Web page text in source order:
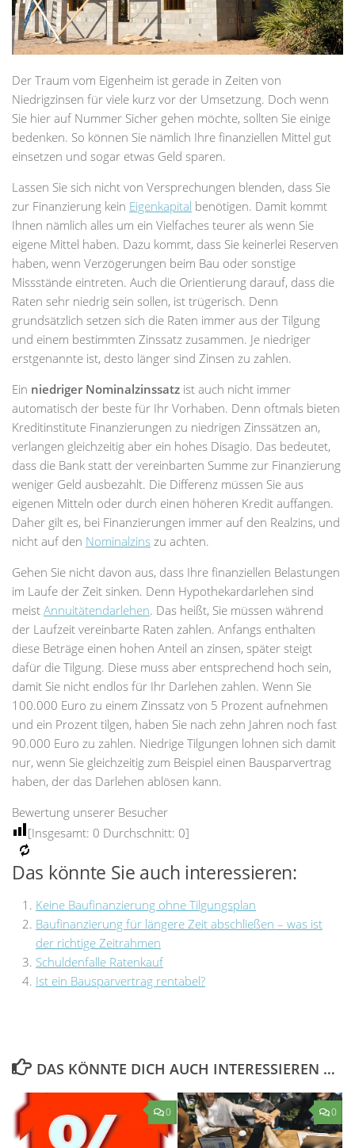
Der Traum vom Eigenheim ist gerade in Zeiten von
Niedrigzinsen für viele kurz vor der Umsetzung. Doch wenn
Sie hier auf Nummer Sicher gehen möchte, sollten Sie einige
bedenken. So können Sie nämlich Ihre finanziellen Mittel gut
einsetzen und sogar etwas Geld sparen.
Lassen Sie sich nicht von Versprechungen blenden, dass Sie
zur Finanzierung kein Eigenkapital benötigen. Damit kommt
Ihnen nämlich alles um ein Vielfaches teurer als wenn Sie
eigene Mittel haben. Dazu kommt, dass Sie keinerlei Reserven
haben, wenn Verzögerungen beim Bau oder sonstige
Missstände eintreten. Auch die Orientierung darauf, dass die
Raten sehr niedrig sein sollen, ist trügerisch. Denn
grundsätzlich setzen sich die Raten immer aus der Tilgung
und einem bestimmten Zinssatz zusammen. Je niedriger
erstgenannte ist, desto länger sind Zinsen zu zahlen.
Ein niedriger Nominalzinssatz ist auch nicht immer
automatisch der beste für Ihr Vorhaben. Denn oftmals bieten
Kreditinstitute Finanzierungen zu niedrigen Zinssätzen an,
verlangen gleichzeitig aber ein hohes Disagio. Das bedeutet,
dass die Bank statt der vereinbarten Summe zur Finanzierung
weniger Geld ausbezahlt. Die Differenz müssen Sie aus
eigenen Mitteln oder durch einen höheren Kredit auffangen.
Daher gilt es, bei Finanzierungen immer auf den Realzins, und
nicht auf den Nominalzins zu achten.
Gehen Sie nicht davon aus, dass Ihre finanziellen Belastungen
im Laufe der Zeit sinken. Denn Hypothekardarlehen sind
meist Annuitätendarlehen. Das heißt, Sie müssen während
der Laufzeit vereinbarte Raten zahlen. Anfangs enthalten
diese Beträge einen hohen Anteil an zinsen, später steigt
dafür die Tilgung. Diese muss aber entsprechend hoch sein,
damit Sie nicht endlos für Ihr Darlehen zahlen. Wenn Sie
100.000 Euro zu einem Zinssatz von 5 Prozent aufnehmen
und ein Prozent tilgen, haben Sie nach zehn Jahren noch fast
90.000 Euro zu zahlen. Niedrige Tilgungen lohnen sich damit
nur, wenn Sie gleichzeitig zum Beispiel einen Bausparvertrag
haben, der das Darlehen ablösen kann.
Bewertung unserer Besucher
[Insgesamt: 0 Durchschnitt: 0]
Das könnte Sie auch interessieren:
Keine Baufinanzierung ohne Tilgungsplan
Baufinanzierung für längere Zeit abschließen – was ist
der richtige Zeitrahmen
Schuldenfalle Ratenkauf
Ist ein Bausparvertrag rentabel?
DAS KÖNNTE DICH AUCH INTERESSIEREN …
0 0